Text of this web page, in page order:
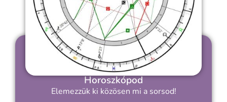
Horoszkópod
Elemezzük ki közösen mi a sorsod!